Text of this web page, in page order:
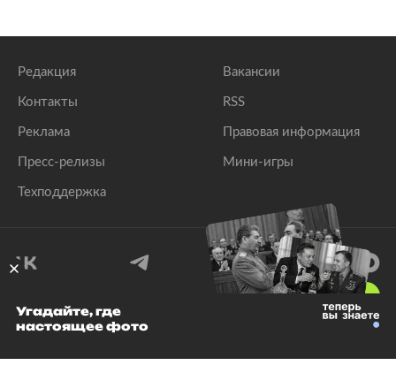
Редакция
Контакты
Реклама
Пресс-релизы
Техподдержка
Вакансии
RSS
Правовая информация
Мини-игры
© 1999–2026 Все права защищены.
Угадайте, где
настоящее фото